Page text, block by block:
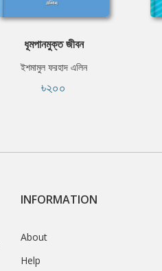
ধূমপানমুক্ত জীবন
ইশমামুল ফরহাদ এলিন
৳২০০
INFORMATION
About
Help